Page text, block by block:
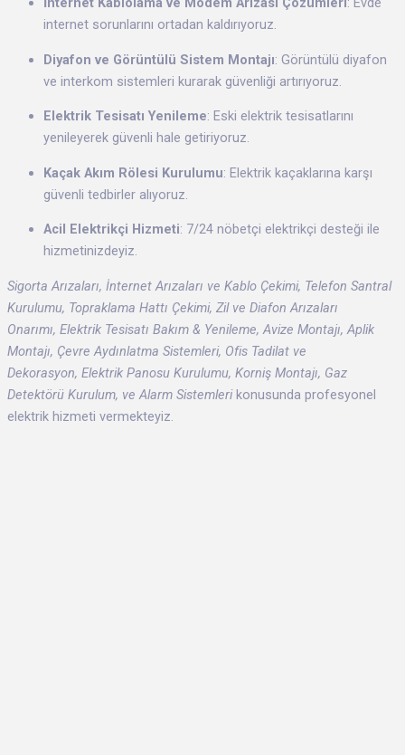
internet sorunlarını ortadan kaldırıyoruz.
Diyafon ve Görüntülü Sistem Montajı: Görüntülü diyafon
ve interkom sistemleri kurarak güvenliği artırıyoruz.
Elektrik Tesisatı Yenileme: Eski elektrik tesisatlarını
yenileyerek güvenli hale getiriyoruz.
Kaçak Akım Rölesi Kurulumu: Elektrik kaçaklarına karşı
güvenli tedbirler alıyoruz.
Acil Elektrikçi Hizmeti: 7/24 nöbetçi elektrikçi desteği ile
hizmetinizdeyiz.
Sigorta Arızaları, İnternet Arızaları ve Kablo Çekimi, Telefon Santral
Kurulumu, Topraklama Hattı Çekimi, Zil ve Diafon Arızaları
Onarımı, Elektrik Tesisatı Bakım & Yenileme, Avize Montajı, Aplik
Montajı, Çevre Aydınlatma Sistemleri, Ofis Tadilat ve
Dekorasyon, Elektrik Panosu Kurulumu, Korniş Montajı, Gaz
Detektörü Kurulum, ve Alarm Sistemlerikonusunda profesyonel
elektrik hizmeti vermekteyiz.